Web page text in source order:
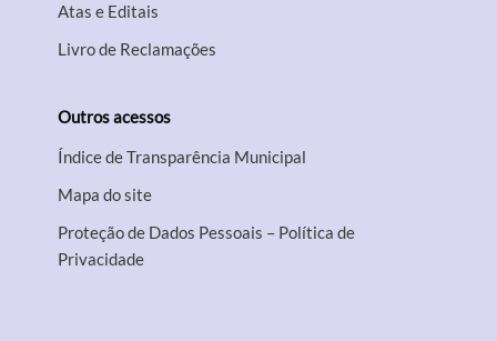
Atas e Editais
Livro de Reclamações
Outros acessos
Índice de Transparência Municipal
Mapa do site
Proteção de Dados Pessoais – Política de
Privacidade